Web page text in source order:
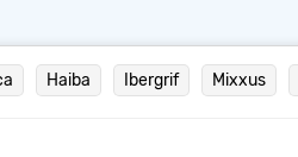
Haiba Ibergrif Mixxus